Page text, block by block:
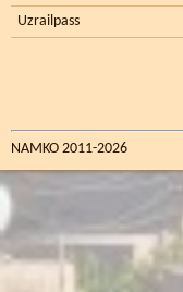
Uzrailpass
NAMKO 2011-2026